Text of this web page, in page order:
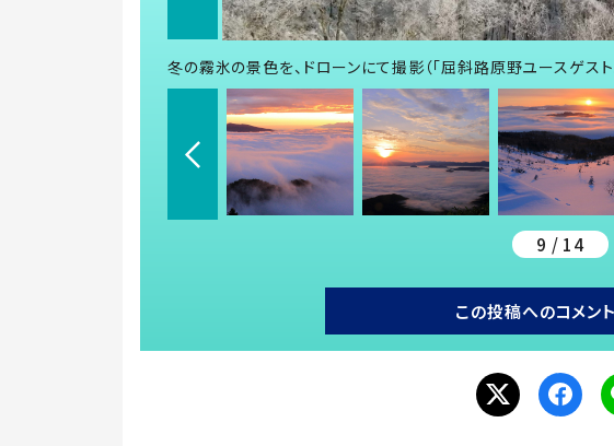
冬の霧氷の景色を、ドローンにて撮影（「屈斜路原野ユースゲスト
9 / 14
この投稿へのコメン